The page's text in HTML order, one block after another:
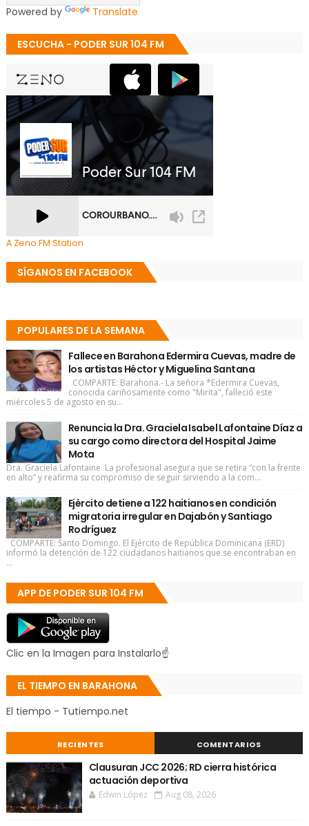
Powered by Translate
ESCUCHA - PODER SUR 104 FM
A Zeno.FM Station
SÍGANOS EN FACEBOOK
POPULARES DE LA SEMANA
Fallece en Barahona Edermira Cuevas, madre de
los artistas Héctor y Miguelina Santana
COMPARTE: Barahona.- La señora *Edermira Cuevas,
conocida cariñosamente como "Mirita", falleció este
miércoles 5 de agosto en su...
Renuncia la Dra. Graciela Isabel Lafontaine Díaz a
su cargo como directora del Hospital Jaime
Mota
Dra. Graciela Lafontaine La profesional asegura que se retira “con la frente
en alto” y reafirma su compromiso de seguir sirviendo a la com...
Ejército detiene a 122 haitianos en condición
migratoria irregular en Dajabón y Santiago
Rodríguez
COMPARTE: Santo Domingo. El Ejército de República Dominicana (ERD)
informó la detención de 122 ciudadanos haitianos que se encontraban en
...
APP DE PODER SUR 104 FM
Clic en la Imagen para Instalarlo☝
EL TIEMPO EN BARAHONA
El tiempo - Tutiempo.net
RECIENTES COMENTARIOS
Clausuran JCC 2026; RD cierra histórica
actuación deportiva
Edwin López Aug 08, 2026